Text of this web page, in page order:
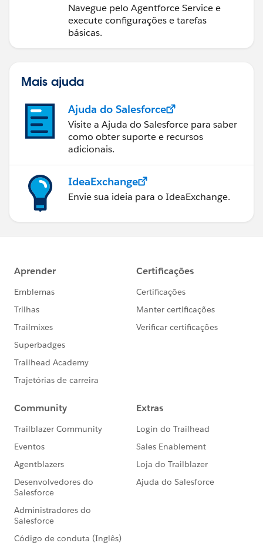
Navegue pelo Agentforce Service e
execute configurações e tarefas
básicas.
Mais ajuda
Ajuda do Salesforce
Visite a Ajuda do Salesforce para saber
como obter suporte e recursos
adicionais.
IdeaExchange
Envie sua ideia para o IdeaExchange.